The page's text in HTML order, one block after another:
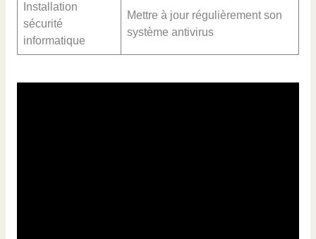
Installation
sécurité
informatique
Mettre à jour régulièrement son
système antivirus